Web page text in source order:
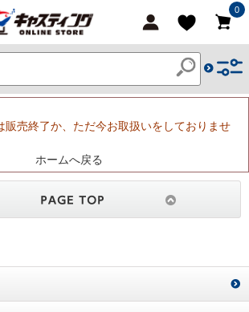
0
販売終了か、ただ今お取扱いをしておりませ
ホームへ戻る